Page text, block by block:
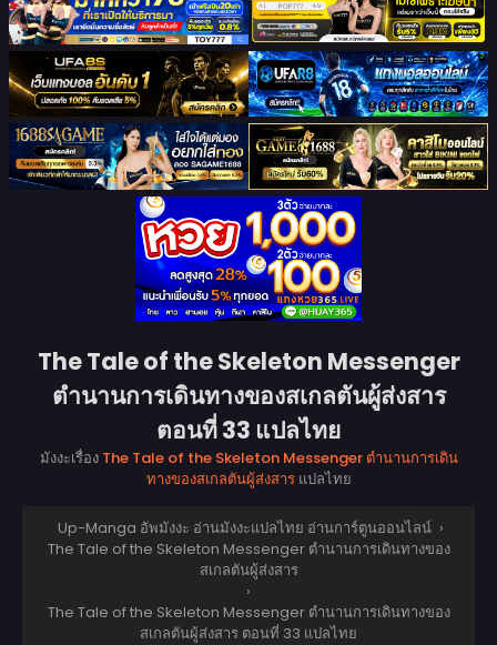
The Tale of the Skeleton Messenger
ตำนานการเดินทางของสเกลตันผู้ส่งสาร
ตอนที่ 33 แปลไทย
มังงะเรื่อง The Tale of the Skeleton Messenger ตำนานการเดิน
ทางของสเกลตันผู้ส่งสารแปลไทย
Up-Manga อัพมังงะ อ่านมังงะแปลไทย อ่านการ์ตูนออนไลน์ ›
The Tale of the Skeleton Messenger ตำนานการเดินทางของ
สเกลตันผู้ส่งสาร
›
The Tale of the Skeleton Messenger ตำนานการเดินทางของ
สเกลตันผู้ส่งสาร ตอนที่ 33 แปลไทย